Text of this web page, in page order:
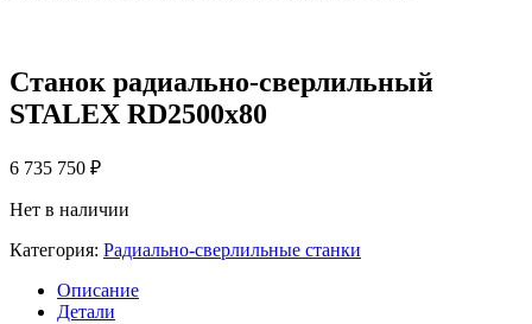
Станок радиально-сверлильный
STALEX RD2500x80
6 735 750 ₽
Нет в наличии
Категория: Радиально-сверлильные станки
Описание
Детали